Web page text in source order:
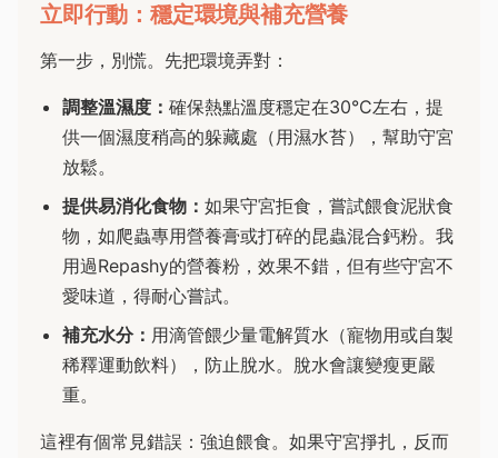
立即行動：穩定環境與補充營養
第一步，別慌。先把環境弄對：
調整溫濕度： 確保熱點溫度穩定在30°C左右，提
供一個濕度稍高的躲藏處（用濕水苔），幫助守宮
放鬆。
提供易消化食物： 如果守宮拒食，嘗試餵食泥狀食
物，如爬蟲專用營養膏或打碎的昆蟲混合鈣粉。我
用過Repashy的營養粉，效果不錯，但有些守宮不
愛味道，得耐心嘗試。
補充水分： 用滴管餵少量電解質水（寵物用或自製
稀釋運動飲料），防止脫水。脫水會讓變瘦更嚴
重。
這裡有個常見錯誤：強迫餵食。如果守宮掙扎，反而